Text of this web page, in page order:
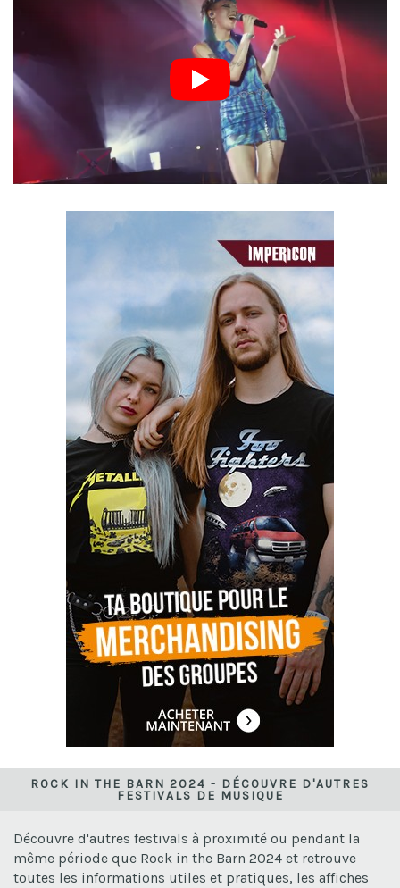
ROCK IN THE BARN 2024 - DÉCOUVRE D'AUTRES
FESTIVALS DE MUSIQUE
Découvre d'autres festivals à proximité ou pendant la
même période que Rock in the Barn 2024 et retrouve
toutes les informations utiles et pratiques, les affiches